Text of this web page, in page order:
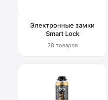
Электронные замки
Smart Lock
28 товаров